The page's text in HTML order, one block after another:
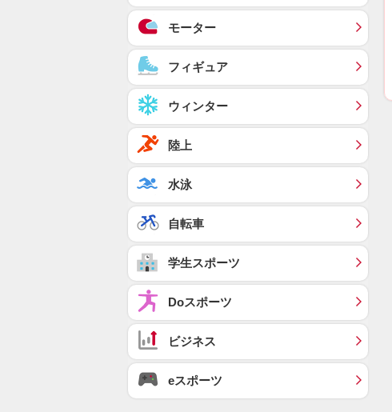
モーター
フィギュア
ウィンター
陸上
水泳
自転車
学生スポーツ
Doスポーツ
ビジネス
eスポーツ